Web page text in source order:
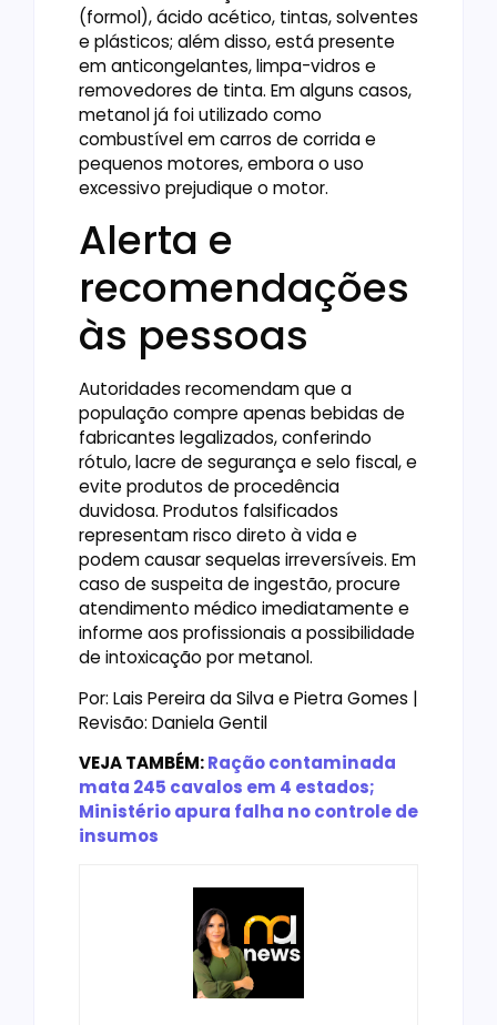
(formol), ácido acético, tintas, solventes
e plásticos; além disso, está presente
em anticongelantes, limpa-vidros e
removedores de tinta. Em alguns casos,
metanol já foi utilizado como
combustível em carros de corrida e
pequenos motores, embora o uso
excessivo prejudique o motor.
Alerta e
recomendações
às pessoas
Autoridades recomendam que a
população compre apenas bebidas de
fabricantes legalizados, conferindo
rótulo, lacre de segurança e selo fiscal, e
evite produtos de procedência
duvidosa. Produtos falsificados
representam risco direto à vida e
podem causar sequelas irreversíveis. Em
caso de suspeita de ingestão, procure
atendimento médico imediatamente e
informe aos profissionais a possibilidade
de intoxicação por metanol.
Por: Lais Pereira da Silva e Pietra Gomes |
Revisão: Daniela Gentil
VEJA TAMBÉM:Ração contaminada
mata 245 cavalos em 4 estados;
Ministério apura falha no controle de
insumos